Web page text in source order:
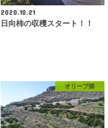
2020.10.21
日向柿の収穫スタート！！
オリーブ畑